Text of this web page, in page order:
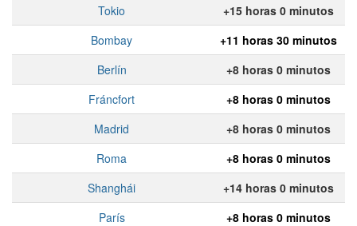
Tokio
+15 horas 0 minutos
Bombay
+11 horas 30 minutos
Berlín
+8 horas 0 minutos
Fráncfort
+8 horas 0 minutos
Madrid
+8 horas 0 minutos
Roma
+8 horas 0 minutos
Shanghái
+14 horas 0 minutos
París
+8 horas 0 minutos